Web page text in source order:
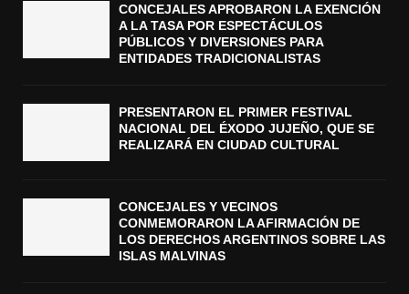
CONCEJALES APROBARON LA EXENCIÓN
A LA TASA POR ESPECTÁCULOS
PÚBLICOS Y DIVERSIONES PARA
ENTIDADES TRADICIONALISTAS
PRESENTARON EL PRIMER FESTIVAL
NACIONAL DEL ÉXODO JUJEÑO, QUE SE
REALIZARÁ EN CIUDAD CULTURAL
CONCEJALES Y VECINOS
CONMEMORARON LA AFIRMACIÓN DE
LOS DERECHOS ARGENTINOS SOBRE LAS
ISLAS MALVINAS